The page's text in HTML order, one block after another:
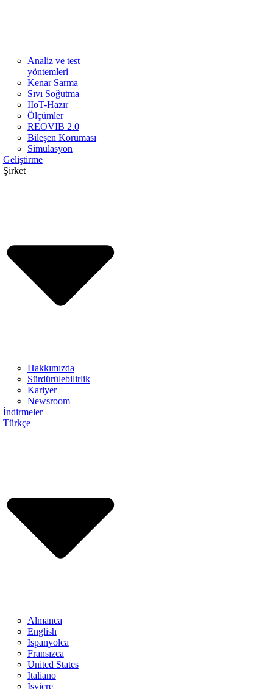
Analiz ve test
yöntemleri
Kenar Sarma
Sıvı Soğutma
IIoT-Hazır
Ölçümler
REOVIB 2.0
Bileşen Koruması
Simulasyon
Geliştirme
Şirket
Hakkımızda
Sürdürülebilirlik
Kariyer
Newsroom
İndirmeler
Türkçe
Almanca
English
İspanyolca
Fransızca
United States
Italiano
İsviçre